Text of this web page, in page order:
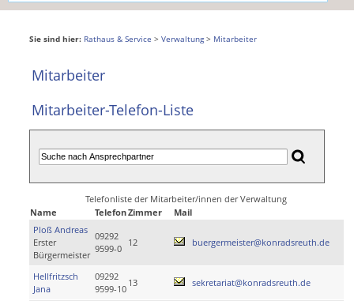
Sie sind hier: Rathaus & Service > Verwaltung> Mitarbeiter
Mitarbeiter
Mitarbeiter-Telefon-Liste
Telefonliste der Mitarbeiter/innen der Verwaltung
Name
TelefonZimmer
Mail
Ploß Andreas
Erster
Bürgermeister
09292
9599-0
12 buergermeister@konradsreuth.de
Hellfritzsch
Jana
09292
9599-10
13 sekretariat@konradsreuth.de